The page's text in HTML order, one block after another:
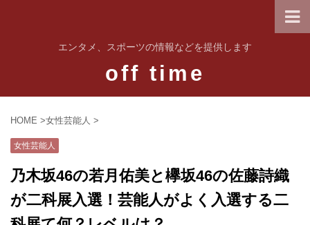
エンタメ、スポーツの情報などを提供します
off time
HOME >女性芸能人 >
女性芸能人
乃木坂46の若月佑美と欅坂46の佐藤詩織
が二科展入選！芸能人がよく入選する二